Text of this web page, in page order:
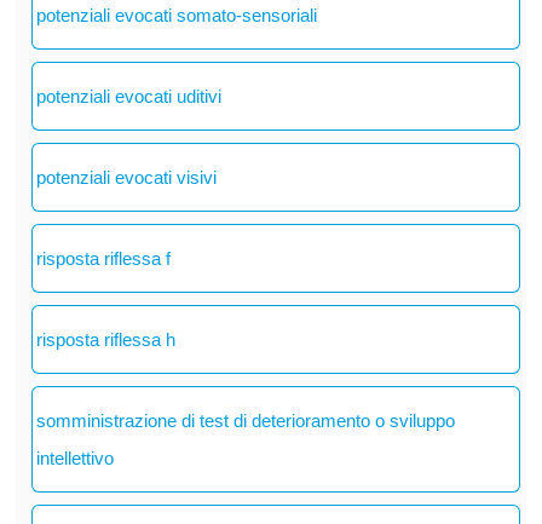
potenziali evocati somato-sensoriali
potenziali evocati uditivi
potenziali evocati visivi
risposta riflessa f
risposta riflessa h
somministrazione di test di deterioramento o sviluppo
intellettivo